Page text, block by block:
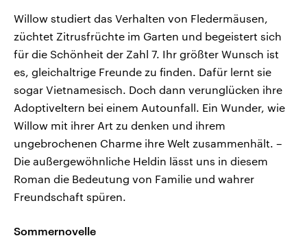
Willow studiert das Verhalten von Fledermäusen,
züchtet Zitrusfrüchte im Garten und begeistert sich
für die Schönheit der Zahl 7. Ihr größter Wunsch ist
es, gleichaltrige Freunde zu finden. Dafür lernt sie
sogar Vietnamesisch. Doch dann verunglücken ihre
Adoptiveltern bei einem Autounfall. Ein Wunder, wie
Willow mit ihrer Art zu denken und ihrem
ungebrochenen Charme ihre Welt zusammenhält. –
Die außergewöhnliche Heldin lässt uns in diesem
Roman die Bedeutung von Familie und wahrer
Freundschaft spüren.
Sommernovelle